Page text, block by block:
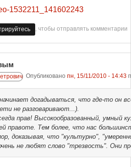
1532211_141602243
, чтобы отправлять комментарии
Опубликовано пн, 15/11/2010 - 14:43
догадываться, что где-то он
не разговаривают...).
прав! Высокообразованный, умный
правоте. Тем более, что нас
доказывая, что "культурно",
не любят слово "трезвость". Они